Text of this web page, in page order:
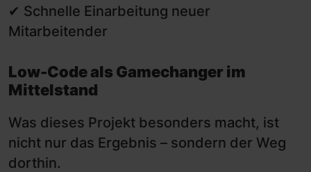
✔ Schnelle Einarbeitung neuer
Mitarbeitender
Low-Code als Gamechanger im
Mittelstand
Was dieses Projekt besonders macht, ist
nicht nur das Ergebnis – sondern der Weg
dorthin.